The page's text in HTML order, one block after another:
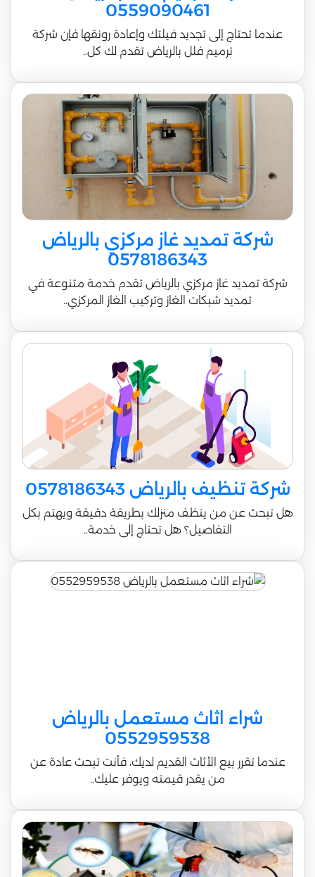
0559090461
عندما تحتاج إلى تجديد فيلتك وإعادة رونقها فإن شركة
ترميم فلل بالرياض تقدم لك كل..
شركة تمديد غاز مركزي بالرياض
0578186343
شركة تمديد غاز مركزي بالرياض تقدم خدمة متنوعة في
تمديد شبكات الغاز وتركيب الغاز المركزي..
شركة تنظيف بالرياض 0578186343
هل تبحث عن من ينظف منزلك بطريقة دقيقة ويهتم بكل
التفاصيل؟ هل تحتاج إلى خدمة..
شراء اثاث مستعمل بالرياض
0552959538
عندما تقرر بيع الأثاث القديم لديك، فأنت تبحث عادة عن
من يقدر قيمته ويوفر عليك..